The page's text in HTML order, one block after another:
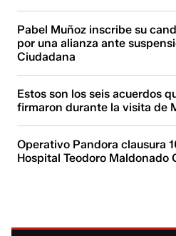
Pabel Muñoz inscribe su
por una alianza ante
Ciudadana
Estos son los seis acuerdos
firmaron durante la visita de
Operativo Pandora clausura
Hospital Teodoro Maldonado